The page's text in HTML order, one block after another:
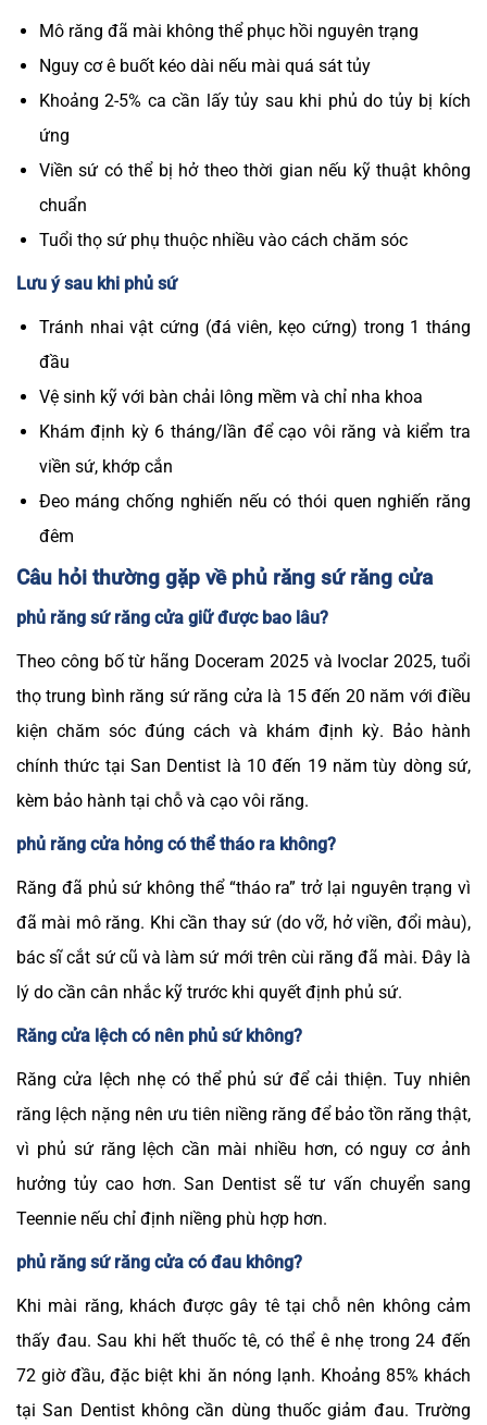
Mô răng đã mài không thể phục hồi nguyên trạng
Nguy cơ ê buốt kéo dài nếu mài quá sát tủy
Khoảng 2-5% ca cần lấy tủy sau khi phủ do tủy bị kích
ứng
Viền sứ có thể bị hở theo thời gian nếu kỹ thuật không
chuẩn
Tuổi thọ sứ phụ thuộc nhiều vào cách chăm sóc
Lưu ý sau khi phủ sứ
Tránh nhai vật cứng (đá viên, kẹo cứng) trong 1 tháng
đầu
Vệ sinh kỹ với bàn chải lông mềm và chỉ nha khoa
Khám định kỳ 6 tháng/lần để cạo vôi răng và kiểm tra
viền sứ, khớp cắn
Đeo máng chống nghiến nếu có thói quen nghiến răng
đêm
Câu hỏi thường gặp về phủ răng sứ răng cửa
phủ răng sứ răng cửa giữ được bao lâu?
Theo công bố từ hãng Doceram 2025 và Ivoclar 2025, tuổi
thọ trung bình răng sứ răng cửa là 15 đến 20 năm với điều
kiện chăm sóc đúng cách và khám định kỳ. Bảo hành
chính thức tại San Dentist là 10 đến 19 năm tùy dòng sứ,
kèm bảo hành tại chỗ và cạo vôi răng.
phủ răng cửa hỏng có thể tháo ra không?
Răng đã phủ sứ không thể “tháo ra” trở lại nguyên trạng vì
đã mài mô răng. Khi cần thay sứ (do vỡ, hở viền, đổi màu),
bác sĩ cắt sứ cũ và làm sứ mới trên cùi răng đã mài. Đây là
lý do cần cân nhắc kỹ trước khi quyết định phủ sứ.
Răng cửa lệch có nên phủ sứ không?
Răng cửa lệch nhẹ có thể phủ sứ để cải thiện. Tuy nhiên
răng lệch nặng nên ưu tiên niềng răng để bảo tồn răng thật,
vì phủ sứ răng lệch cần mài nhiều hơn, có nguy cơ ảnh
hưởng tủy cao hơn. San Dentist sẽ tư vấn chuyển sang
Teennie nếu chỉ định niềng phù hợp hơn.
phủ răng sứ răng cửa có đau không?
Khi mài răng, khách được gây tê tại chỗ nên không cảm
thấy đau. Sau khi hết thuốc tê, có thể ê nhẹ trong 24 đến
72 giờ đầu, đặc biệt khi ăn nóng lạnh. Khoảng 85% khách
tại San Dentist không cần dùng thuốc giảm đau. Trường